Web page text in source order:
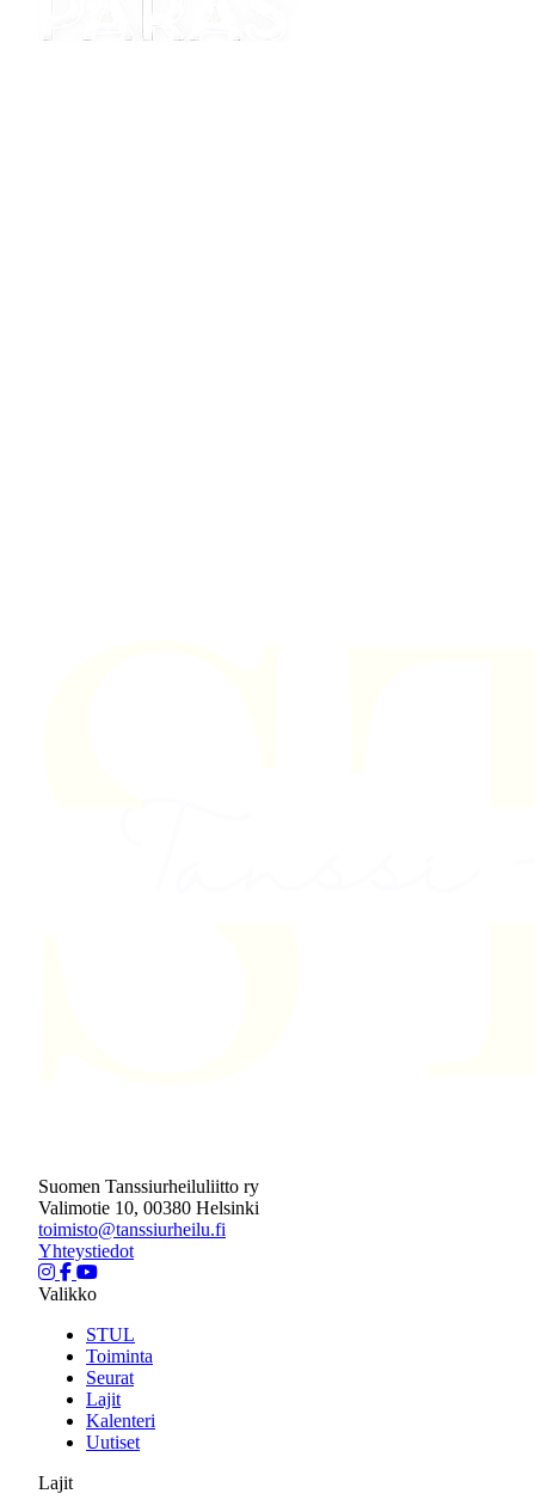
Suomen Tanssiurheiluliitto ry
Valimotie 10, 00380 Helsinki
toimisto@tanssiurheilu.fi
Yhteystiedot
Valikko
STUL
Toiminta
Seurat
Lajit
Kalenteri
Uutiset
Lajit